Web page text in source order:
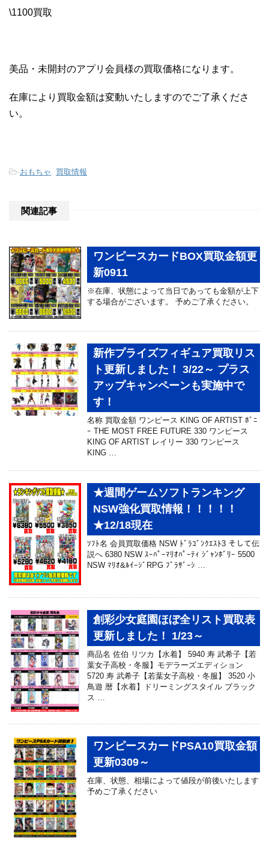
\1100買取
美品・未開封のアプリ会員様の買取価格になります。
在庫により買取金額は変動いたしますのでご了承くださ
い。
-おもちゃ 買取情報
関連記事
ワンピースカードBOX買取金額更
新0911
※在庫、状態によって当日であっても金額が上下
する場合がございます。 予めご了承ください。
新作プライズフィギュア買取リス
ト更新しました！ 3/22～ プラス
アップキャンペーンも実施中で
す！
名称 買取金額 ワンピース KING OF ARTIST ﾎﾞﾆ
ｰ THE MOST FREE FUTURE 330 ワンピース
KING OF ARTIST レイリー 330 ワンピース
KING …
★週間ゲームソフトランキング
NSW強化買取情報！！！！！
★12/18現在
ｿﾌﾄ名 会員買取価格 NSW ﾄﾞﾗｺﾞﾝｸｴｽﾄ3 そして伝
説へ 6380 NSW ｽｰﾊﾟｰﾏﾘｵﾊﾟｰﾃｨ ｼﾞｬﾝﾎﾞﾘｰ 5500
NSW ﾏﾘｵ&ﾙｲｰｼﾞRPG ﾌﾞﾗｻﾞｰｼ …
創彩少女庭園ほぼ全リスト買取表
更新しました！ 1/23～
商品名 佐伯 リツカ【水着】 5940 寿 武希子【若
葉女子高校・冬服】モデラーズエディション
5720 寿 武希子【若葉女子高校・冬服】 3520 小
鳥遊 暦【水着】ドリーミングスタイル ブラック
ス …
ワンピースカードPSA10買取金額
更新0309～
在庫、状態、相場によって値段が前後いたします
予めご了承ください